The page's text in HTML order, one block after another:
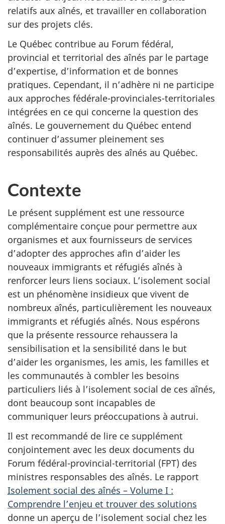
relatifs aux aînés, et travailler en collaboration
sur des projets clés.
Le Québec contribue au Forum fédéral,
provincial et territorial des aînés par le partage
d’expertise, d’information et de bonnes
pratiques. Cependant, il n’adhère ni ne participe
aux approches fédérale-provinciales-territoriales
intégrées en ce qui concerne la question des
aînés. Le gouvernement du Québec entend
continuer d’assumer pleinement ses
responsabilités auprès des aînés au Québec.
Contexte
Le présent supplément est une ressource
complémentaire conçue pour permettre aux
organismes et aux fournisseurs de services
d’adopter des approches afin d’aider les
nouveaux immigrants et réfugiés aînés à
renforcer leurs liens sociaux. L’isolement social
est un phénomène insidieux que vivent de
nombreux aînés, particulièrement les nouveaux
immigrants et réfugiés aînés. Nous espérons
que la présente ressource rehaussera la
sensibilisation et la sensibilité dans le but
d’aider les organismes, les amis, les familles et
les communautés à combler les besoins
particuliers liés à l’isolement social de ces aînés,
dont beaucoup sont incapables de
communiquer leurs préoccupations à autrui.
Il est recommandé de lire ce supplément
conjointement avec les deux documents du
Forum fédéral-provincial-territorial (FPT) des
ministres responsables des aînés. Le rapport
Isolement social des aînés – Volume I :
Comprendre l’enjeu et trouver des solutions
donne un aperçu de l’isolement social chez les